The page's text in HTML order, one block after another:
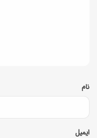
*
نام
ایمیل